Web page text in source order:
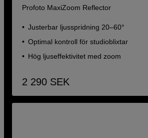
Profoto MaxiZoom Reflector
Justerbar ljusspridning 20–60°
Optimal kontroll för studioblixtar
Hög ljuseffektivitet med zoom
2 290 SEK